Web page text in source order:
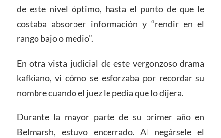
de este nivel óptimo, hasta el punto de que le
costaba absorber información y “rendir en el
rango bajo o medio”.
En otra vista judicial de este vergonzoso drama
kafkiano, vi cómo se esforzaba por recordar su
nombre cuando el juez le pedía que lo dijera.
Durante la mayor parte de su primer año en
Belmarsh, estuvo encerrado. Al negársele el